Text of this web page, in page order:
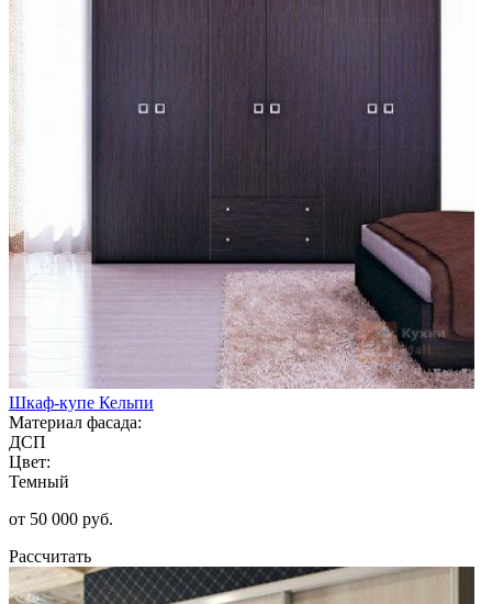
Шкаф-купе Кельпи
Материал фасада:
ДСП
Цвет:
Темный
от 50 000 руб.
Рассчитать